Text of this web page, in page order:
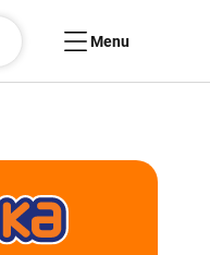
Menu